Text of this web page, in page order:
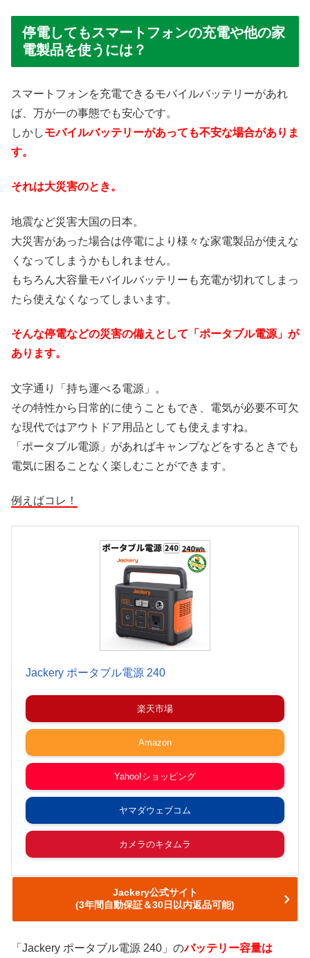
停電してもスマートフォンの充電や他の家
電製品を使うには？
スマートフォンを充電できるモバイルバッテリーがあれ
ば、万が一の事態でも安心です。
しかしモバイルバッテリーがあっても不安な場合がありま
す。
それは大災害のとき。
地震など災害大国の日本。
大災害があった場合は停電により様々な家電製品が使えな
くなってしまうかもしれません。
もちろん大容量モバイルバッテリーも充電が切れてしまっ
たら使えなくなってしまいます。
そんな停電などの災害の備えとして「ポータブル電源」が
あります。
文字通り「持ち運べる電源」。
その特性から日常的に使うこともでき、電気が必要不可欠
な現代ではアウトドア用品としても使えますね。
「ポータブル電源」があればキャンプなどをするときでも
電気に困ることなく楽しむことができます。
例えばコレ！
Jackery ポータブル電源 240
楽天市場
Amazon
Yahoo!ショッピング
ヤマダウェブコム
カメラのキタムラ
Jackery公式サイト
(3年間自動保証＆30日以内返品可能)
「Jackery ポータブル電源 240」のバッテリー容量は